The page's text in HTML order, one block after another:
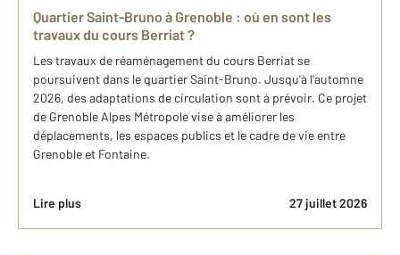
Quartier Saint-Bruno à Grenoble : où en sont les
travaux du cours Berriat ?
Les travaux de réaménagement du cours Berriat se
poursuivent dans le quartier Saint-Bruno. Jusqu'à l'automne
2026, des adaptations de circulation sont à prévoir. Ce projet
de Grenoble Alpes Métropole vise à améliorer les
déplacements, les espaces publics et le cadre de vie entre
Grenoble et Fontaine.
Lire plus 27 juillet 2026